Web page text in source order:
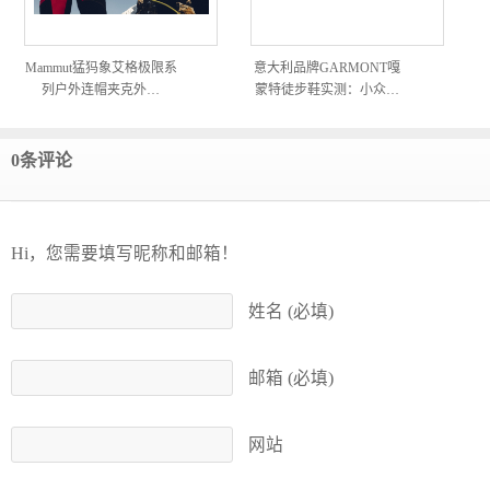
Mammut猛犸象艾格极限系
列户外连帽夹克外…
意大利品牌GARMONT嘎
蒙特徒步鞋实测：小众…
0条评论
Hi，您需要填写昵称和邮箱！
姓名 (必填)
邮箱 (必填)
网站